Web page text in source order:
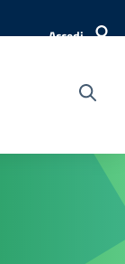
Accedi